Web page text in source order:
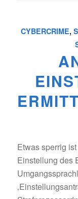
CYBERCRIME,
Etwas sperrig
Einstellung des